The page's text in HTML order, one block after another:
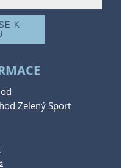
Zelený Sport